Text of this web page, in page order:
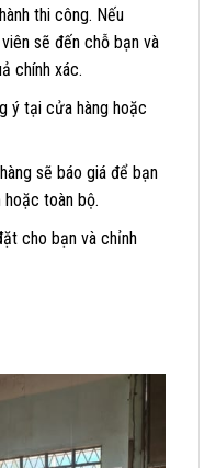
thi công. Nếu
sẽ đến chỗ bạn và
chính xác.
ý tại cửa hàng hoặc
sẽ báo giá để bạn
toàn bộ.
cho bạn và chỉnh